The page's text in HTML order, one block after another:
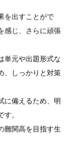
を出すことがで
感じ、さらに頑張
単元や出題形式な
、しっかりと対策
に備えるため、明
。
難関高を目指す生